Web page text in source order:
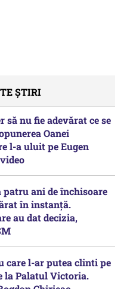
ȘTIRI
să nu fie adevărat ce se
Oanei
l-a uluit pe Eugen
patru ani de închisoare
în instanță.
au dat decizia,
care l-ar putea clinti pe
la Palatul Victoria.